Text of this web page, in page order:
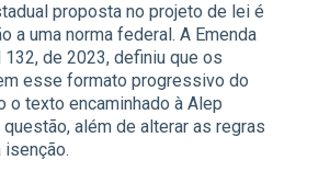
proposta no projeto de lei é
a uma norma federal. A Emenda
de 2023, definiu que os
esse formato progressivo do
o texto encaminhado à Alep
além de alterar as regras
isenção.